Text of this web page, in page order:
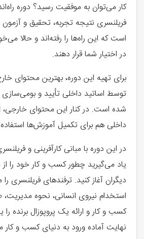
کار می‌توان به موفقیت رسید؟ دوره
فریلنسری نتیجه تجربه، تحقیق و
است که این راه‌ها را رفته‌اند و حالا
در اختیار شما قرار دهند.
برای تهیه این دوره، بهترین محتوای
توسط اساتید داخلی تأیید و بومی‌سازی
شده است. در کنار این محتوای خارجی،
داخلی هم برای تکمیل آموزش‌ها
در این دوره با مبانی کارآفرینی و
یاد می‌گیرید چطور کسب و کار خود را
دیگران آغاز کنید. ترفندهای فریلنسری
استخدام نیروی انسانی، نحوه
کسب و کار و ارائه یک پروپوزال برنده را
نهایت آماده ورود به دنیای کسب و